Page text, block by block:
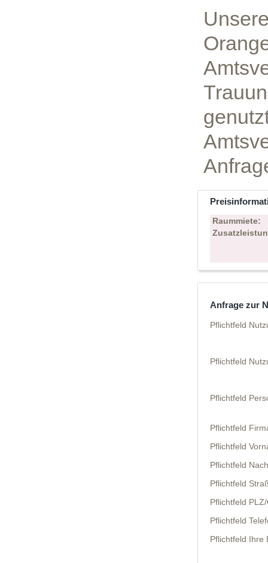
Raummiete:
Anfrage zur
Pflichtfeld
Pflichtfeld
Pflichtfeld
Pflichtfeld
Pflichtfeld
Pflichtfeld
Pflichtfeld
Pflichtfeld
Pflichtfeld
Pflichtfeld Ihre